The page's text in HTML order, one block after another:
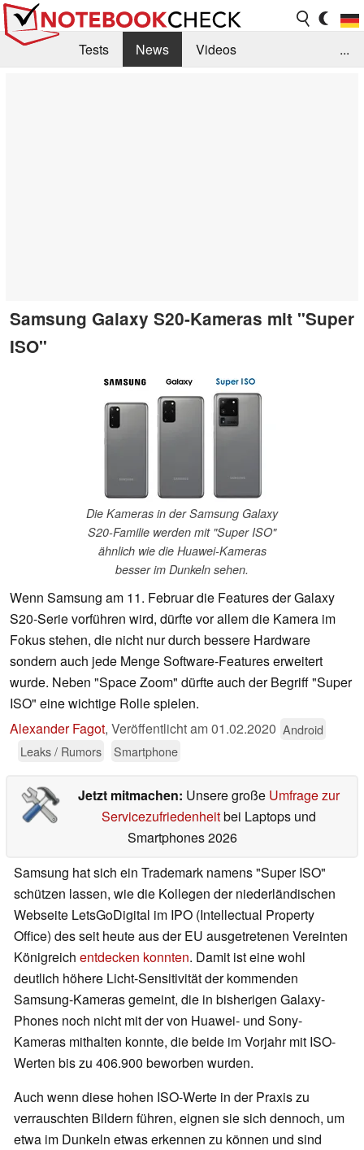
Tests News
Videos
...
Samsung Galaxy S20-Kameras mit "Super
ISO"
Die Kameras in der Samsung Galaxy
S20-Familie werden mit "Super ISO"
ähnlich wie die Huawei-Kameras
besser im Dunkeln sehen.
Wenn Samsung am 11. Februar die Features der Galaxy
S20-Serie vorführen wird, dürfte vor allem die Kamera im
Fokus stehen, die nicht nur durch bessere Hardware
sondern auch jede Menge Software-Features erweitert
wurde. Neben "Space Zoom" dürfte auch der Begriff "Super
ISO" eine wichtige Rolle spielen.
Alexander Fagot, Veröffentlicht am01.02.2020 Android
Leaks / Rumors
Smartphone
Jetzt mitmachen: Unsere große Umfrage zur
Servicezufriedenheitbei Laptops und
Smartphones 2026
Samsung hat sich ein Trademark namens "Super ISO"
schützen lassen, wie die Kollegen der niederländischen
Webseite LetsGoDigital im IPO (Intellectual Property
Office) des seit heute aus der EU ausgetretenen Vereinten
Königreich entdecken konnten. Damit ist eine wohl
deutlich höhere Licht-Sensitivität der kommenden
Samsung-Kameras gemeint, die in bisherigen Galaxy-
Phones noch nicht mit der von Huawei- und Sony-
Kameras mithalten konnte, die beide im Vorjahr mit ISO-
Werten bis zu 406.900 beworben wurden.
Auch wenn diese hohen ISO-Werte in der Praxis zu
verrauschten Bildern führen, eignen sie sich dennoch, um
etwa im Dunkeln etwas erkennen zu können und sind